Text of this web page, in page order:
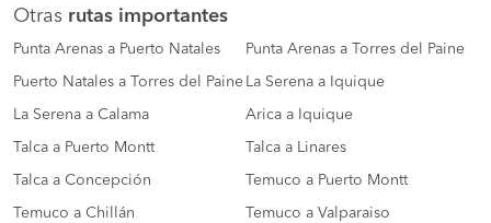
Otras rutas importantes
Punta Arenas a Puerto Natales Punta Arenas a Torres del Paine
Puerto Natales a Torres del Paine La Serena a Iquique
La Serena a Calama Arica a Iquique
Talca a Puerto Montt Talca a Linares
Talca a Concepción Temuco a Puerto Montt
Temuco a Chillán Temuco a Valparaiso